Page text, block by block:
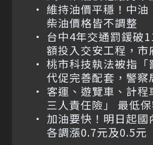
維持油價平穩！中油
柴油價格皆不調整
台中4年交通罰鍰破
額投入交安工程，市
桃市科技執法被指「
代促完善配套，警察
客運、遊覽車、計
三人責任險」 最低
加油要快！明日起
各調漲0.7元及0.5元